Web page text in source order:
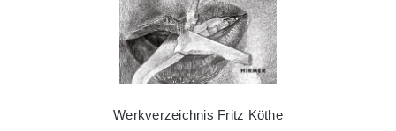
Werkverzeichnis Fritz Köthe